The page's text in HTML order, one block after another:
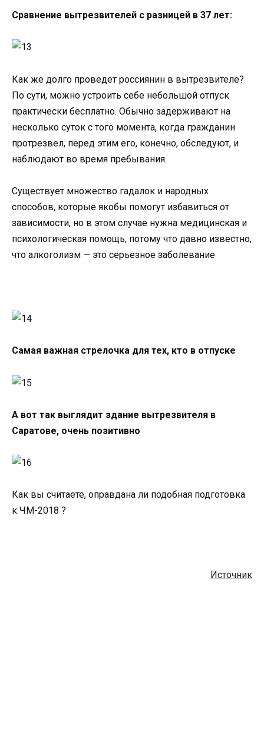
Сравнение вытрезвителей с разницей в 37 лет:
Как же долго проведет россиянин в вытрезвителе?
По сути, можно устроить себе небольшой отпуск
практически бесплатно. Обычно задерживают на
несколько суток с того момента, когда гражданин
протрезвел, перед этим его, конечно, обследуют, и
наблюдают во время пребывания.
Существует множество гадалок и народных
способов, которые якобы помогут избавиться от
зависимости, но в этом случае нужна медицинская и
психологическая помощь, потому что давно известно,
что алкоголизм — это серьезное заболевание
Самая важная стрелочка для тех, кто в отпуске
А вот так выглядит здание вытрезвителя в
Саратове, очень позитивно
Как вы считаете, оправдана ли подобная подготовка
к ЧМ-2018 ?
Источник